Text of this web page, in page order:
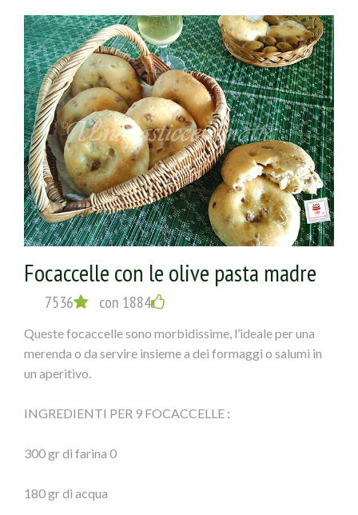
Focaccelle con le olive pasta madre
7536 con 1884
Queste focaccelle sono morbidissime, l’ideale per una
merenda o da servire insieme a dei formaggi o salumi in
un aperitivo.
INGREDIENTI PER 9 FOCACCELLE :
300 gr di farina 0
180 gr di acqua